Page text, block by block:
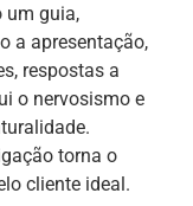
um guia,
a apresentação,
respostas a
o nervosismo e
torna o
cliente ideal.